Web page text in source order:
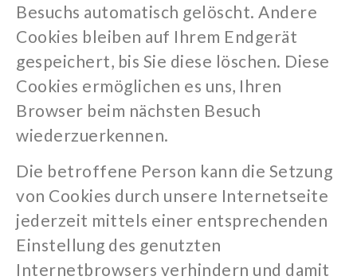
Besuchs automatisch gelöscht. Andere
Cookies bleiben auf Ihrem Endgerät
gespeichert, bis Sie diese löschen. Diese
Cookies ermöglichen es uns, Ihren
Browser beim nächsten Besuch
wiederzuerkennen.
Die betroffene Person kann die Setzung
von Cookies durch unsere Internetseite
jederzeit mittels einer entsprechenden
Einstellung des genutzten
Internetbrowsers verhindern und damit